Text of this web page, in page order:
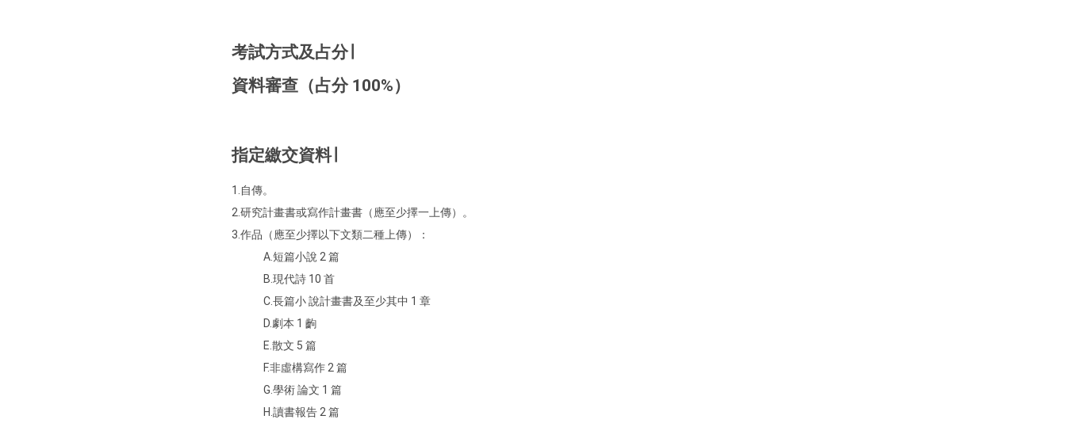
考試方式及占分∣
資料審查（占分 100%）
指定繳交資料∣
1.自傳。
2.研究計畫書或寫作計畫書（應至少擇一上傳）。
3.作品（應至少擇以下文類二種上傳）：
A.短篇小說 2 篇
B.現代詩 10 首
C.長篇小 說計畫書及至少其中 1 章
D.劇本 1 齣
E.散文 5 篇
F.非虛構寫作 2 篇
G.學術 論文 1 篇
H.讀書報告 2 篇